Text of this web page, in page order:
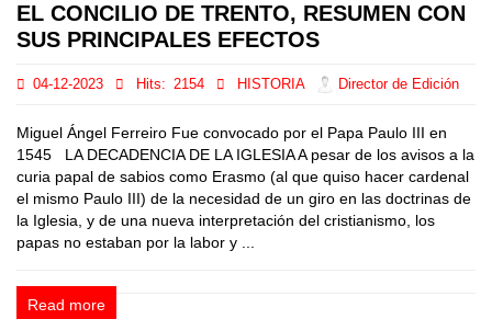
EL CONCILIO DE TRENTO, RESUMEN CON
SUS PRINCIPALES EFECTOS
04-12-2023 Hits: 2154 HISTORIA Director de Edición
Miguel Ángel Ferreiro Fue convocado por el Papa Paulo III en
1545 LA DECADENCIA DE LA IGLESIA A pesar de los avisos a la
curia papal de sabios como Erasmo (al que quiso hacer cardenal
el mismo Paulo III) de la necesidad de un giro en las doctrinas de
la Iglesia, y de una nueva interpretación del cristianismo, los
papas no estaban por la labor y ...
Read more